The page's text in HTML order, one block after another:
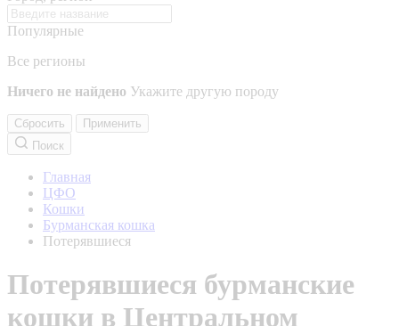
Популярные
Все регионы
Ничего не найдено Укажите другую породу
Сбросить
Применить
Поиск
Главная
ЦФО
Кошки
Бурманская кошка
Потерявшиеся
Потерявшиеся бурманские
кошки в Центральном